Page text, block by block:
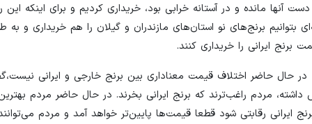
مانده و در آستانه خرابی بود، خریداری کردیم و برای اینکه این
بتوانیم برنج‌های نو استان‌های مازندران و گیلان را هم خریداری و به
برنج ایرانی را خریداری کنند.
در حال حاضر اختلاف قیمت معناداری بین برنج خارجی و ایرانی
مردم راغب‌ترند که برنج ایرانی بخرند. در حال حاضر مردم
خرید برنج ایرانی رقابتی شود قطعا قیمت‌ها پایین‌تر خواهد آمد و مردم